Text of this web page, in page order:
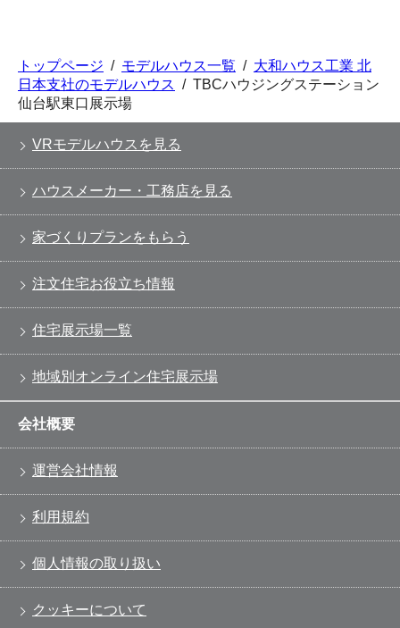
トップページ / モデルハウス一覧 / 大和ハウス工業 北
日本支社のモデルハウス / TBCハウジングステーション
仙台駅東口展示場
VRモデルハウスを見る
ハウスメーカー・工務店を見る
家づくりプランをもらう
注文住宅お役立ち情報
住宅展示場一覧
地域別オンライン住宅展示場
会社概要
運営会社情報
利用規約
個人情報の取り扱い
クッキーについて